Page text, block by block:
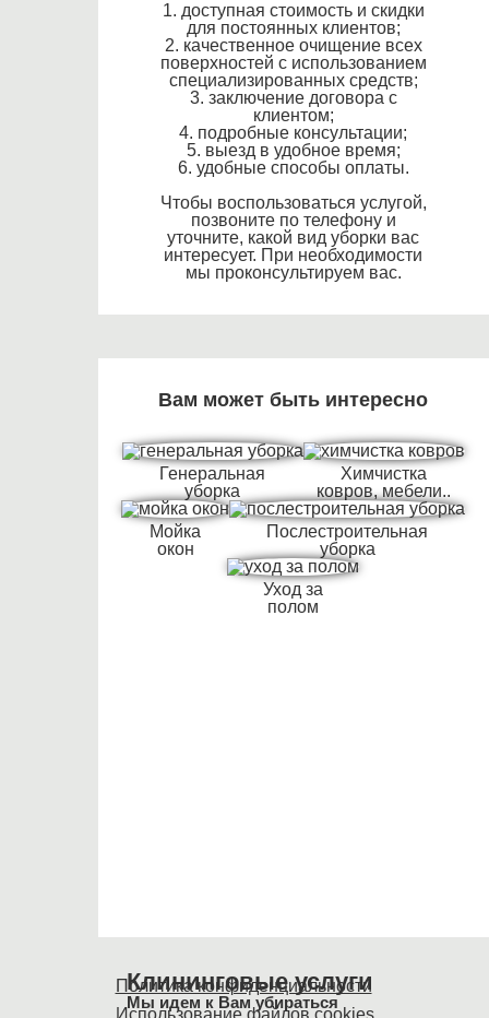
1. доступная стоимость и скидки
для постоянных клиентов;
2. качественное очищение всех
поверхностей с использованием
специализированных средств;
3. заключение договора с
клиентом;
4. подробные консультации;
5. выезд в удобное время;
6. удобные способы оплаты.
Чтобы воспользоваться услугой,
позвоните по телефону и
уточните, какой вид уборки вас
интересует. При необходимости
мы проконсультируем вас.
Вам может быть интересно
Генеральная
уборка
Химчистка
ковров, мебели..
Мойка
окон
Послестроительная
уборка
Уход за
полом
Клининговые услуги
Мы идем к Вам убираться
Политика конфиденциальности
Использование файлов cookies